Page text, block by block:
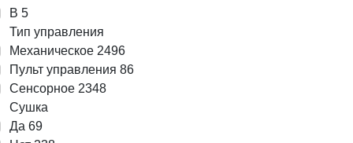
B 5
Тип управления
Механическое 2496
Пульт управления 86
Сенсорное 2348
Сушка
Да 69